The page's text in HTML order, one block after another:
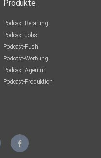
Ihre Intuition führt Sie
sell-my-info abrufbar.
Produkte
Podcast-Beratung
Podcast-Jobs
Podcast-Push
Podcast-Werbung
Podcast-Agentur
Podcast-Produktion